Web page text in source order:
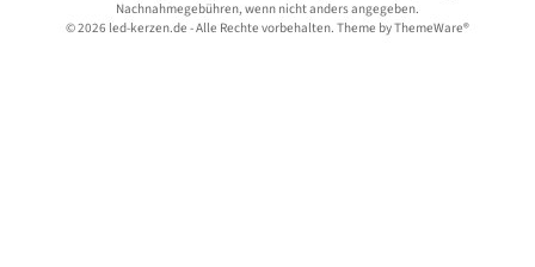
Nachnahmegebühren, wenn nicht anders angegeben.
© 2026 led-kerzen.de - Alle Rechte vorbehalten. Theme byThemeWare®